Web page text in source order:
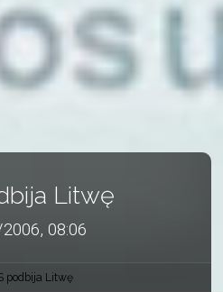
Litwę
08:06
podbija Litwę